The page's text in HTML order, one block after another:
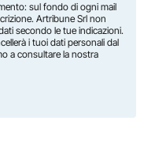
sul fondo di ogni mail
Artribune Srl non
secondo le tue indicazioni.
i tuoi dati personali dal
a consultare la nostra